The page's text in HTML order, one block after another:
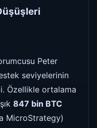
Peter
seviyelerinin
Özellikle ortalama
847 bin BTC
MicroStrategy)